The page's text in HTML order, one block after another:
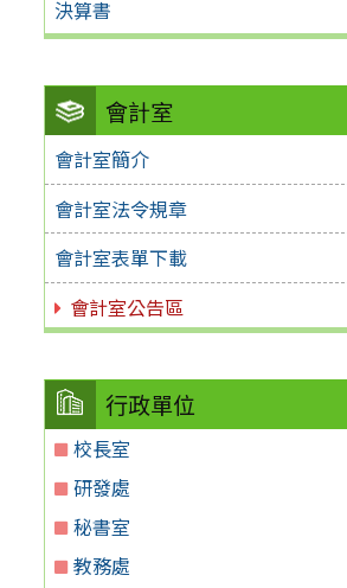
決算書
會計室
會計室簡介
會計室法令規章
會計室表單下載
會計室公告區
行政單位
校長室
研發處
秘書室
教務處